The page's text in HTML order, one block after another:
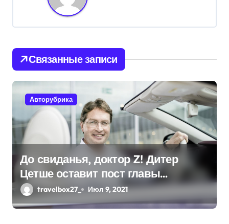
ц
и
я
п
о
з
а
п
и
Связанные записи
Авторубрика
До свиданья, доктор Z! Дитер
Цетше оставит пост главы
концерна Daimler
travelbox27_ Июл 9, 2021